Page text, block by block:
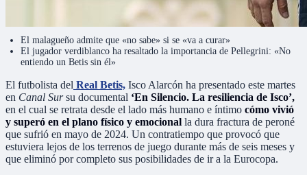
El malagueño admite que «no sabe» si se «va a curar»
El jugador verdiblanco ha resaltado la importancia de Pellegrini: «No
entiendo un Betis sin él»
El futbolista del Real Betis, Isco Alarcón ha presentado este martes
en Canal Sursu documental ‘En Silencio. La resiliencia de Isco’,
en el cual se retrata desde el lado más humano e íntimo cómo vivió
y superó en el plano físico y emocional la dura fractura de peroné
que sufrió en mayo de 2024. Un contratiempo que provocó que
estuviera lejos de los terrenos de juego durante más de seis meses y
que eliminó por completo sus posibilidades de ir a la Eurocopa.